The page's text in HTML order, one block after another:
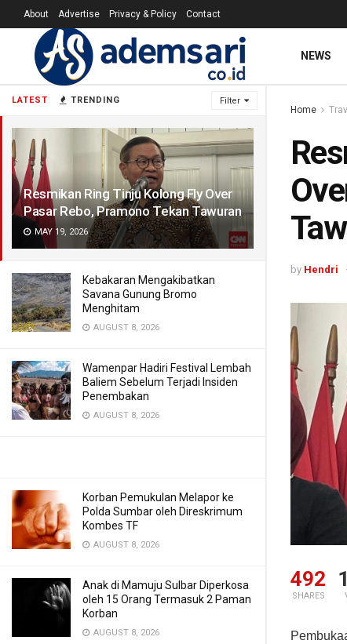
LATEST TRENDING Filter
Resmikan Ring Tinju Kolong Fly Over
Pasar Rebo, Pramono Tekan Tawuran
MAY 19, 2026
Kebakaran Mengakibatkan
Savana Gunung Bromo
Menghitam
AUGUST 8, 2026
Wamenpar Hadiri Festival Lembah
Baliem Sebelum Terjadi Insiden
Penembakan
AUGUST 8, 2026
Korban Pemukulan Melapor ke
Polda Sumbar oleh Direskrimum
Kombes TF
AUGUST 8, 2026
Anak di Mamuju Sulbar Diperkosa
oleh 15 Orang Termasuk 2 Paman
Korban
AUGUST 8, 2026
About Advertise Privacy & Policy Contact
NEWS
Home
by Hendri
492
SHARES